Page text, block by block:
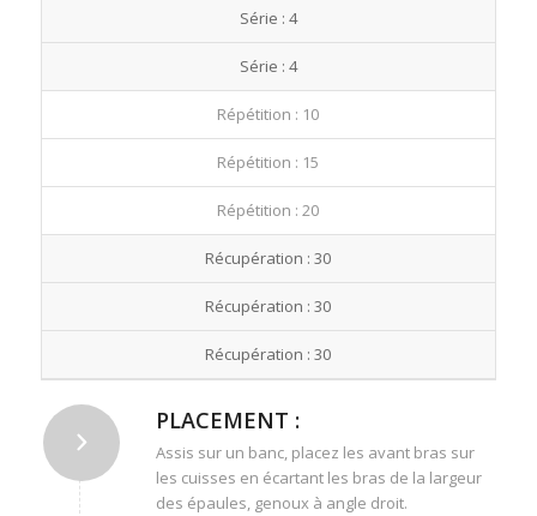
Série : 4
Série : 4
Répétition : 10
Répétition : 15
Répétition : 20
Récupération : 30
Récupération : 30
Récupération : 30
PLACEMENT :
Assis sur un banc, placez les avant bras sur
les cuisses en écartant les bras de la largeur
des épaules, genoux à angle droit.